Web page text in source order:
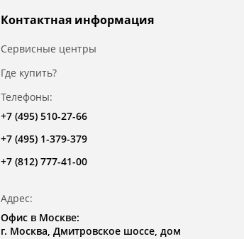
Контактная информация
Сервисные центры
Где купить?
Телефоны:
+7 (495) 510-27-66
+7 (495) 1-379-379
+7 (812) 777-41-00
Адрес:
Офис в Москве:
г. Москва, Дмитровское шоссе, дом